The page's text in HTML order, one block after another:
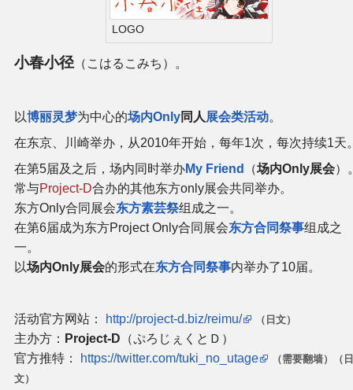
LOGO
小春小径 （こはるこみち）。
以博丽灵梦为中心的场内Only同人 展会类活动。
在东京、川崎举办，从2010年开始，每年1次，每次持续1天
在第5届及之后，场内同时举办My Friend （场内Only展会）
常与Project-D合办的其他东方only展会共同举办。
东方Only合同展会东方素芸祭组成之一。
在第6届成为东方Project Only合同展会东方合同祭事组成之
一。
以场内Only展会的形式在东方合同祭事内举办了10届。
活动官方网站： http://project-d.biz/reimu/ （日文）
主办方： Project-D （ぷろじぇくとＤ）
官方推特：
https://twitter.com/tuki_no_utage （需要翻墙）
（日
文）
东方相关活动
其他相关项目
二次创作与活动
展会及活动导航
商业二次创作
同人二次创作